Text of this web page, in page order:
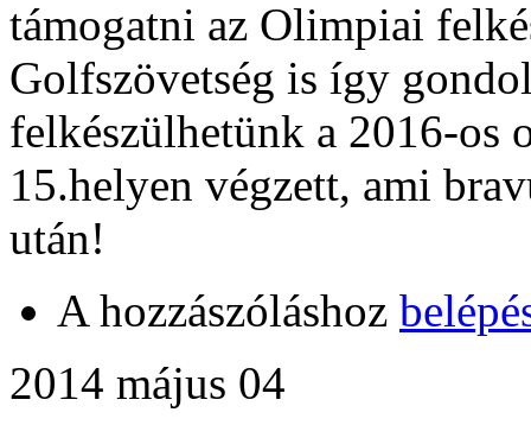
támogatni az Olimpiai
Golfszövetség is így
felkészülhetünk a 2016-os
15.helyen végzett, ami
után!
A hozzászóláshoz
2014 május 04